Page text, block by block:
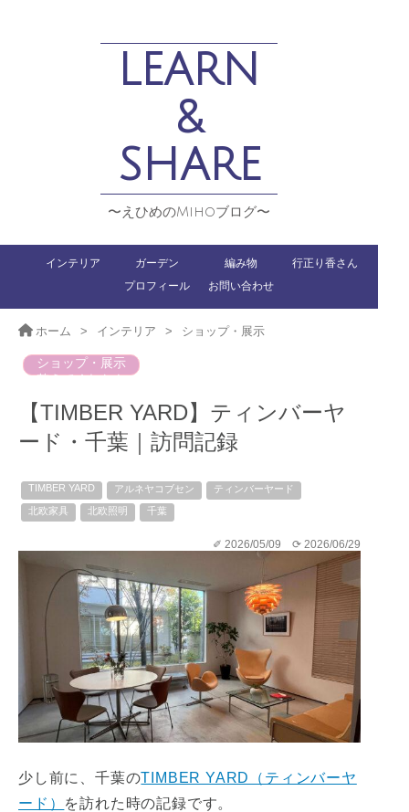
LEARN
&
SHARE
〜えひめのMihoブログ〜
インテリア ガーデン 編み物
行正り香さん
プロフィール
お問い合わせ
ホーム > インテリア > ショップ・展示
ショップ・展示
整えてくれたも
【TIMBER YARD】ティンバーヤ
ード・千葉｜訪問記録
TIMBER YARD アルネヤコブセン
ティンバーヤード
北欧家具
北欧照明 千葉
✐ 2026/05/09 ⟳ 2026/06/29
少し前に、千葉のTIMBER YARD（ティンバーヤ
ード） を訪れた時の記録です。